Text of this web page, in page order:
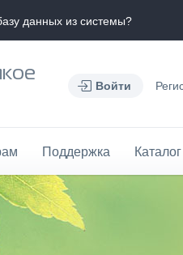
данных из системы?
Войти
Поддержка